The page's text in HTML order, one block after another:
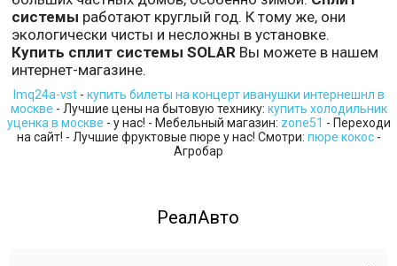
системы работают круглый год. К тому же, они
экологически чисты и несложны в установке.
Купить сплит системы SOLAR Вы можете в нашем
интернет-магазине.
lmq24a-vst- купить билеты на концерт иванушки интернешнл в
москве - Лучшие цены на бытовую технику: купить холодильник
уценка в москве - у нас! - Мебельный магазин: zone51 - Переходи
на сайт! - Лучшие фруктовые пюре у нас! Смотри: пюре кокос-
Агробар
РеалАвто